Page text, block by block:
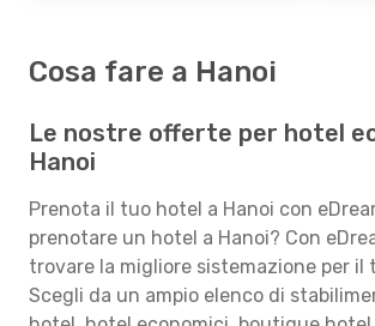
Cosa fare a Hanoi
Le nostre offerte per hotel
Hanoi
Prenota il tuo hotel a Hanoi con
prenotare un hotel a Hanoi? Con
trovare la migliore sistemazione per il
Scegli da un ampio elenco di